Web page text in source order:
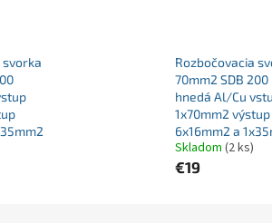
svorka
Rozbočovacia
70mm2 SDB 200
hnedá Al/Cu
1x70mm2 výstup
6x16mm2 a
Skladom (2 ks)
€19